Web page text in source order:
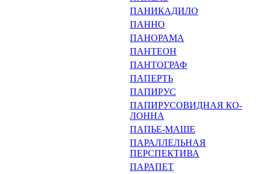
ПАНИКАДИЛО
ПАННО
ПАНОРАМА
ПАНТЕОН
ПАНТОГРАФ
ПАПЕРТЬ
ПАПИРУС
ПАПИРУСОВИДНАЯ КО­
ЛОННА
ПАПЬЕ-МАШЕ
ПАРАЛЛЕЛЬНАЯ
ПЕРСПЕКТИ­ВА
ПАРАПЕТ